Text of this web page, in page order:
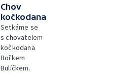
Chov
kočkodana
Setkáme se
s chovatelem
kočkodana
Bořkem
Bulíčkem.